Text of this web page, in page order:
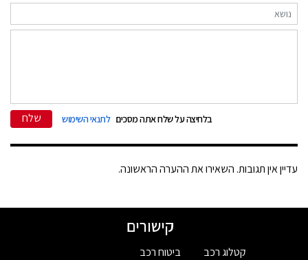
בלחיצה על שלח אתה מסכים לתנאי השימוש שלח
עדיין אין תגובות. השאירו את ההערה הראשונה.
קישורים
קטלוג רכב
ביטוח רכב